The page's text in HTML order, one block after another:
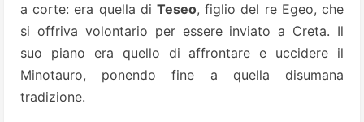
a corte: era quella di Teseo, figlio del re Egeo, che
si offriva volontario per essere inviato a Creta. Il
suo piano era quello di affrontare e uccidere il
Minotauro, ponendo fine a quella disumana
tradizione.